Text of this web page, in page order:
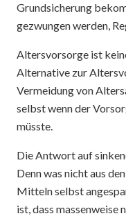
Grundsicherung
gezwungen werden,
Altersvorsorge ist
Alternative zur
Vermeidung von
selbst wenn der
müsste.
Die Antwort auf
Denn was nicht aus
Mitteln selbst
ist, dass massenweise